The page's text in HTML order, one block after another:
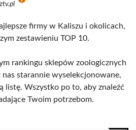
firmy w Kaliszu i okolicach,
zestawieniu TOP 10.
rankingu sklepów zoologicznych
nas starannie wyselekcjonowane,
listę. Wszystko po to, aby znaleźć
Twoim potrzebom.